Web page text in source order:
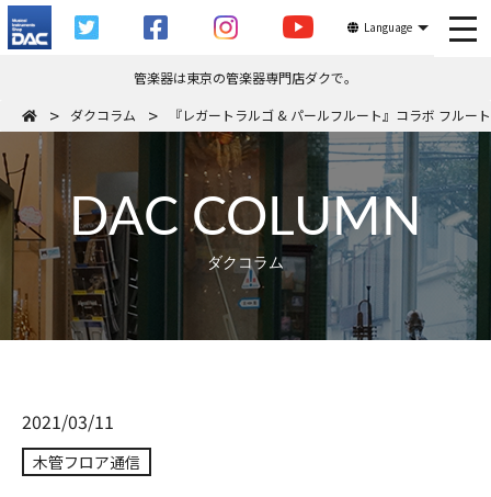
Language
管楽器は東京の管楽器専門店ダクで。
ダクコラム
『レガートラルゴ & パールフルート』コラボ フルー
DAC COLUMN
ダクコラム
2021/03/11
木管フロア通信